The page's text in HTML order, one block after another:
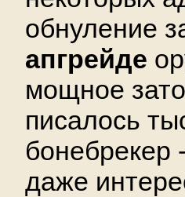
обнуление
апгрейде
мощное
писалось
бонебрекер
даже